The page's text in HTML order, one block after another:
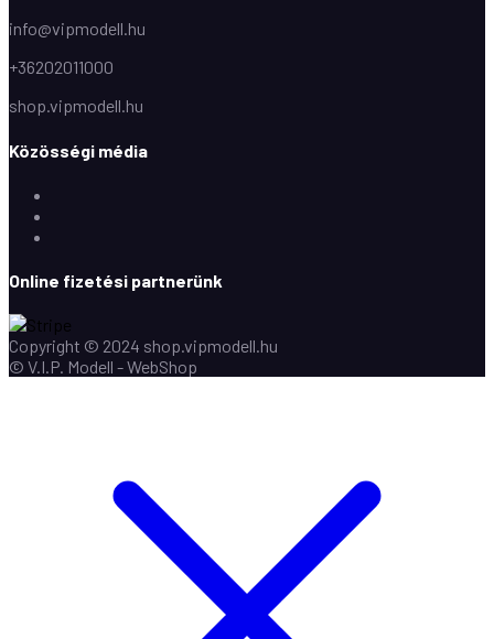
info@vipmodell.hu
+36202011000
shop.vipmodell.hu
Közösségi média
Online fizetési partnerünk
Copyright © 2024 shop.vipmodell.hu
© V.I.P. Modell - WebShop